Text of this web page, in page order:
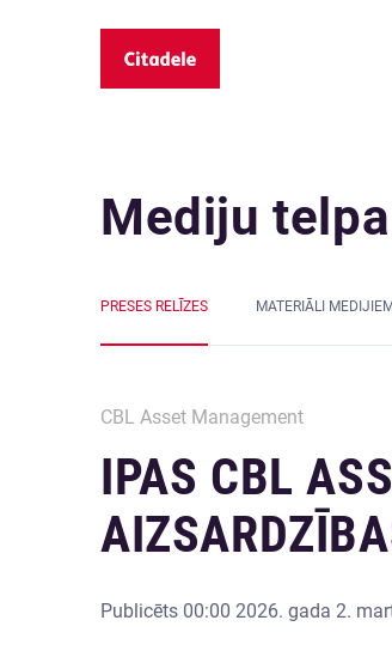
Mediju telpa
PRESES RELĪZES MATERIĀLI MEDIJIEM
CBL Asset Management
IPAS CBL
Publicēts 00:00 2026. gada 2.